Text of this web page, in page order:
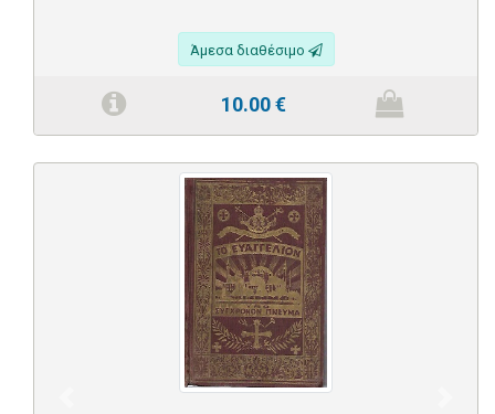
Άμεσα διαθέσιμο
10.00€